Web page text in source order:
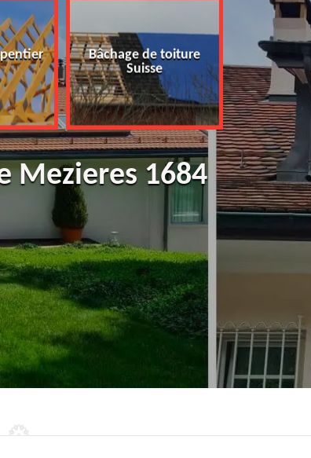
Bâchage de toiture
Suisse
Devis
tuile
Mezieres 1684